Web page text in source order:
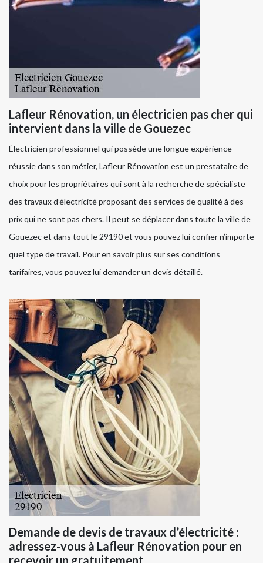
Lafleur Rénovation, un électricien pas cher qui
intervient dans la ville de Gouezec
Électricien professionnel qui possède une longue expérience
réussie dans son métier, Lafleur Rénovation est un prestataire de
choix pour les propriétaires qui sont à la recherche de spécialiste
des travaux d’électricité proposant des services de qualité à des
prix qui ne sont pas chers. Il peut se déplacer dans toute la ville de
Gouezec et dans tout le 29190 et vous pouvez lui confier n’importe
quel type de travail. Pour en savoir plus sur ses conditions
tarifaires, vous pouvez lui demander un devis détaillé.
Demande de devis de travaux d’électricité :
adressez-vous à Lafleur Rénovation pour en
recevoir un gratuitement